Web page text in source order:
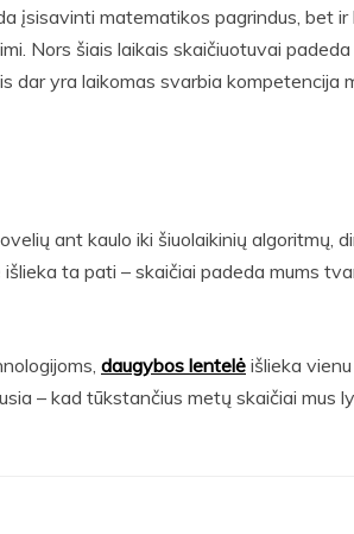
įsisavinti matematikos pagrindus, bet
Nors šiais laikais skaičiuotuvai
dar yra laikomas svarbia kompetencija
ant kaulo iki šiuolaikinių algoritmų,
ta pati – skaičiai padeda mums
daugybos lentelė išlieka
– kad tūkstančius metų skaičiai mus